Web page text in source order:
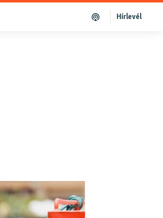
Hírlevél